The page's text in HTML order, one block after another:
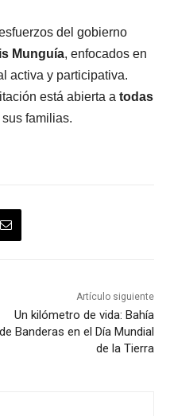
del gobierno
Munguía, enfocados en
activa y participativa.
está abierta a todas
familias.
Artículo siguiente
Un kilómetro de vida: Bahía
de Banderas en el Día Mundial
de la Tierra